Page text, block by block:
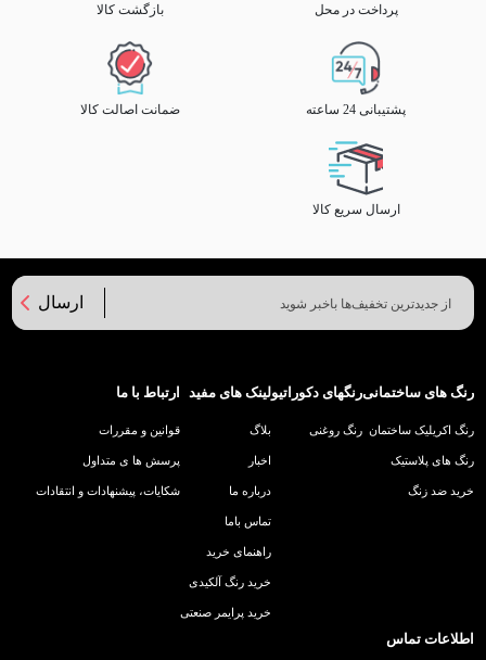
پرداخت در محل بازگشت کالا
پشتیبانی 24 ساعته ضمانت اصالت کالا
ارسال سریع کالا
ارسال
رنگ های ساختمانی
رنگ اکریلیک ساختمان
رنگ های پلاستیک
خرید ضد زنگ
رنگهای دکوراتیو
رنگ روغنی
لینک های مفید
بلاگ
اخبار
درباره ما
تماس باما
راهنمای خرید
خرید رنگ آلکیدی
خرید پرایمر صنعتی
ارتباط با ما
قوانین و مقررات
پرسش ها ی متداول
شکایات، پیشنهادات و انتقادات
اطلاعات تماس